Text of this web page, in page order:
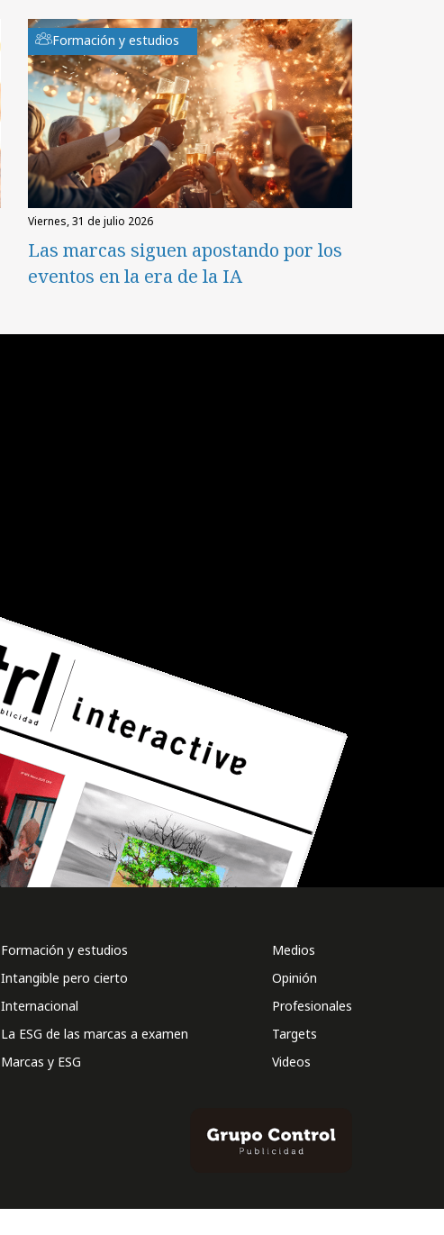
Formación y estudios
viernes, 31 de julio 2026
Las marcas siguen apostando por los
eventos en la era de la IA
Formación y estudios
Intangible pero cierto
Internacional
La ESG de las marcas a examen
Marcas y ESG
Medios
Opinión
Profesionales
Targets
Videos